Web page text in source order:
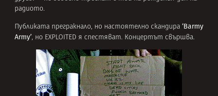
радиото.
Публиката прегракнало, но настоятелно скандира ‘Barmy
Army’, но EXPLOITED я спестяват. Концертът свършва.